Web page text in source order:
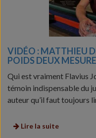
VIDÉO : MATTHIEU
POIDS DEUX
Qui est vraiment Flavius
témoin indispensable du
auteur qu’il faut toujours
Lire la suite